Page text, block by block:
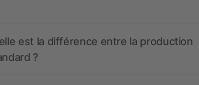
est la différence entre la production
?